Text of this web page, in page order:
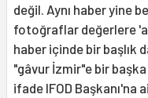
değil. Aynı haber yine
fotoğraflar değerlere
haber içinde bir başlık
"gâvur İzmir"e bir
ifade IFOD Başkanı'na